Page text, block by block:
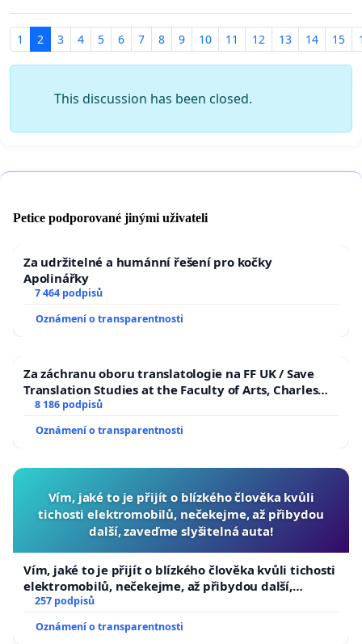
1 2 3 4 5 6 7 8 9 10 11 12 13 14 15
This discussion has been closed.
Petice podporované jinými uživateli
Za udržitelné a humánní řešení pro kočky
Apolinářky
7 464 podpisů
Oznámení o transparentnosti
Za záchranu oboru translatologie na FF UK / Save
Translation Studies at the Faculty of Arts, Charles
University
8 186 podpisů
Oznámení o transparentnosti
Vím, jaké to je přijít o blízkého člověka kvůli
tichosti elektromobilů, nečekejme, až přibydou
další, zaveďme slyšitelná auta!
Vím, jaké to je přijít o blízkého člověka kvůli tichosti
elektromobilů, nečekejme, až přibydou další,
zaveďme slyšitelná auta!
257 podpisů
Oznámení o transparentnosti